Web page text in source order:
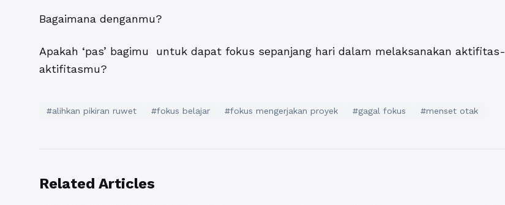
Bagaimana denganmu?
Apakah ‘pas’ bagimu untuk dapat fokus sepanjang hari dalam melaksanakan aktifitas-
aktifitasmu?
#alihkan pikiran ruwet #fokus belajar #fokus mengerjakan proyek #gagal fokus #menset otak
Related Articles